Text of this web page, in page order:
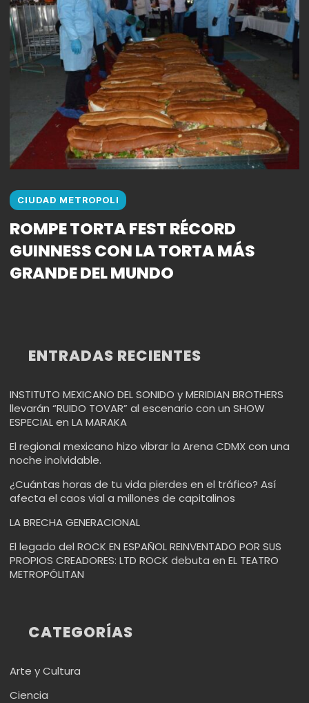
CIUDAD METROPOLI
ROMPE TORTA FEST RÉCORD
GUINNESS CON LA TORTA MÁS
GRANDE DEL MUNDO
ENTRADAS RECIENTES
INSTITUTO MEXICANO DEL SONIDO y MERIDIAN BROTHERS
llevarán “RUIDO TOVAR” al escenario con un SHOW
ESPECIAL en LA MARAKA
El regional mexicano hizo vibrar la Arena CDMX con una
noche inolvidable.
¿Cuántas horas de tu vida pierdes en el tráfico? Así
afecta el caos vial a millones de capitalinos
LA BRECHA GENERACIONAL
El legado del ROCK EN ESPAÑOL REINVENTADO POR SUS
PROPIOS CREADORES: LTD ROCK debuta en EL TEATRO
METROPÓLITAN
CATEGORÍAS
Arte y Cultura
Ciencia